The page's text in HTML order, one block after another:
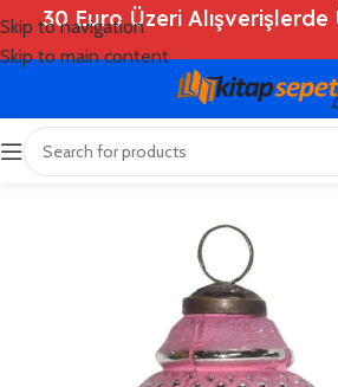
Skip to navigation
Skip to main content
30 Euro Üzeri
Ana Sayfa Shop